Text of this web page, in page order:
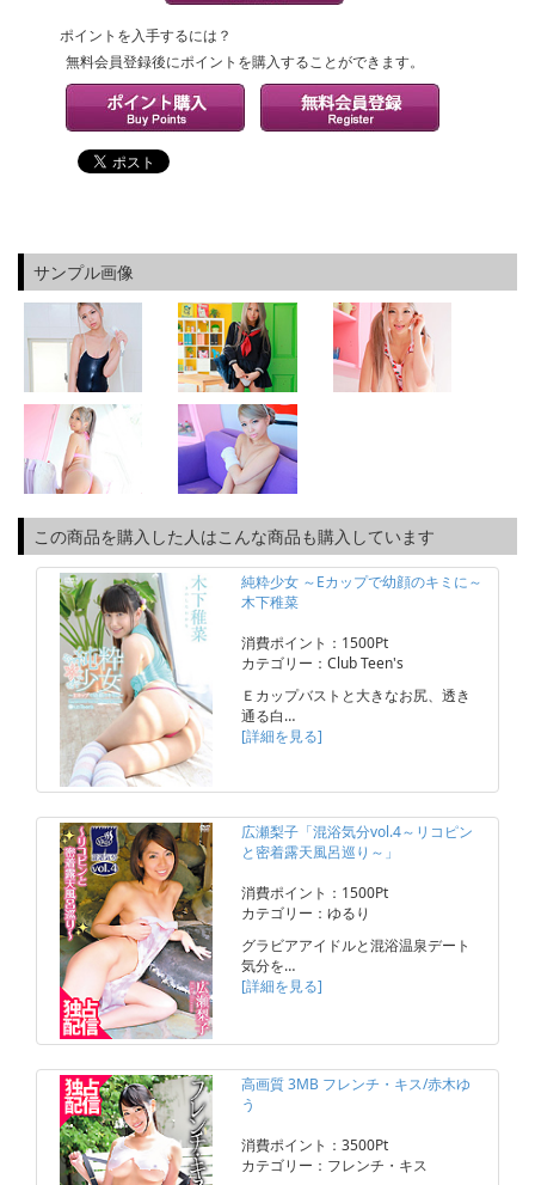
ポイントを入手するには？
無料会員登録後にポイントを購入することができます。
サンプル画像
この商品を購入した人はこんな商品も購入しています
純粋少女 ～Eカップで幼顔のキミに～
木下稚菜
消費ポイント：1500Pt
カテゴリー：Club Teen's
Ｅカップバストと大きなお尻、透き
通る白…
[詳細を見る]
広瀬梨子「混浴気分vol.4～リコピン
と密着露天風呂巡り～」
消費ポイント：1500Pt
カテゴリー：ゆるり
グラビアアイドルと混浴温泉デート
気分を…
[詳細を見る]
高画質 3MB フレンチ・キス/赤木ゆ
う
消費ポイント：3500Pt
カテゴリー：フレンチ・キス